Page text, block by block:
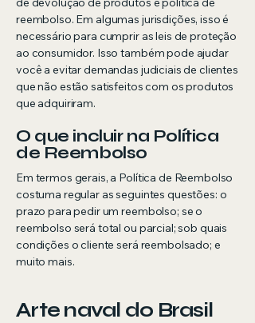
reembolso. Em algumas jurisdições, isso é
necessário para cumprir as leis de proteção
ao consumidor. Isso também pode ajudar
você a evitar demandas judiciais de clientes
que não estão satisfeitos com os produtos
que adquiriram.
O que incluir na Política
de Reembolso
Em termos gerais, a Política de Reembolso
costuma regular as seguintes questões: o
prazo para pedir um reembolso; se o
reembolso será total ou parcial; sob quais
condições o cliente será reembolsado; e
muito mais.
Arte naval do Brasil